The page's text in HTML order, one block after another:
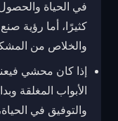
في الحياة
كثيرًا، أما رؤية
والخلاص من
إذا كان محشي
الأبواب المغلقة
والتوفيق في